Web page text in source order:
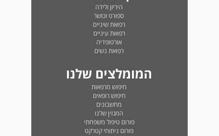
היריון ולידה
ספורט וכושר
רפואת שיניים
רפואת עיניים
אורטופדיה
רפואת נשים
המומלצים שלנו
חיפוש מרפאות
חיפוש רופאים
מחשבונים
המגזין שלנו
פורום טיפול משפחתי
פורום ניתוחי קטרקט